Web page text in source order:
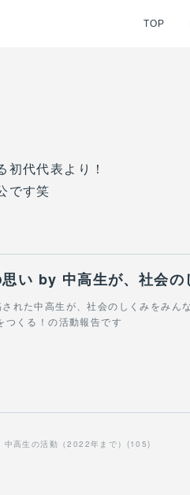
TOP
代代表より！
です笑
れた中高生が、社会のしくみをみん
つくる！の活動報告です
中高生の活動（2022年まで） (105)